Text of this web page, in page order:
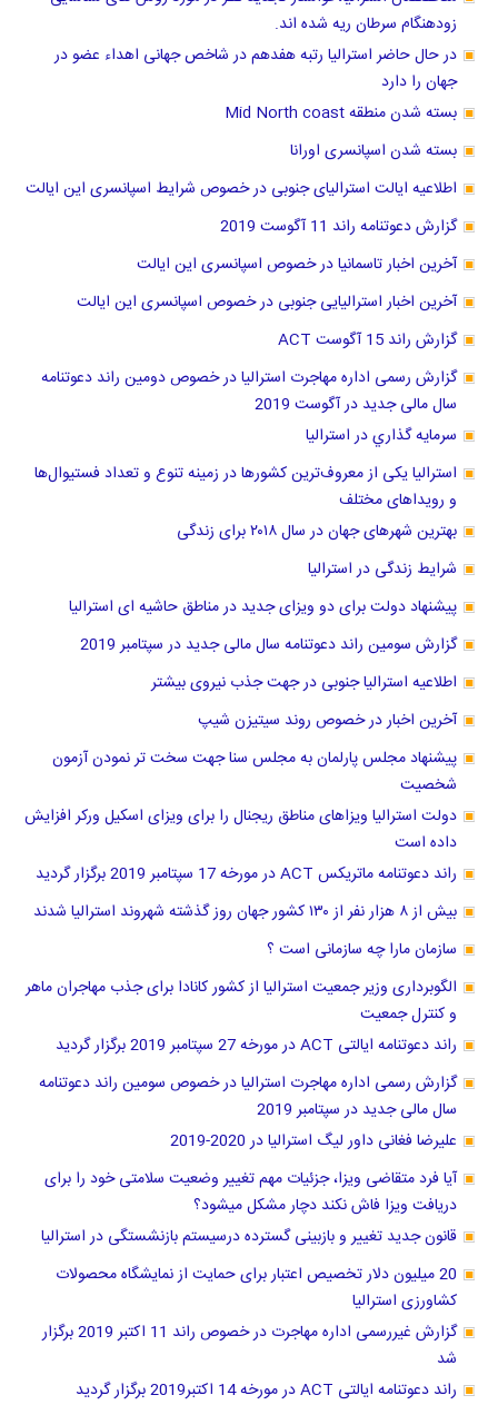
زودهنگام سرطان ریه شده اند.
در حال حاضر استرالیا رتبه هفدهم در شاخص جهانی اهداء عضو در
جهان را دارد
بسته شدن منطقه Mid North coast
بسته شدن اسپانسری اورانا
اطلاعیه ایالت استرالیای جنوبی در خصوص شرایط اسپانسری این ایالت
گزارش دعوتنامه راند 11 آگوست 2019
آخرین اخبار تاسمانیا در خصوص اسپانسری این ایالت
آخرین اخبار استرالیایی جنوبی در خصوص اسپانسری این ایالت
گزارش راند 15 آگوست ACT
گزارش رسمی اداره مهاجرت استرالیا در خصوص دومین راند دعوتنامه
سال مالی جدید در آگوست 2019
سرمايه گذاري در استراليا
استرالیا یکی از معروف‌ترین کشورها در زمینه تنوع و تعداد فستیوال‌ها
و رویداهای مختلف
بهترین شهرهای جهان در سال ۲۰۱۸ برای زندگی
شرایط زندگی در استرالیا
پیشنهاد دولت برای دو ویزای جدید در مناطق حاشیه ای استرالیا
گزارش سومین راند دعوتنامه سال مالی جدید در سپتامبر 2019
اطلاعیه استرالیا جنوبی در جهت جذب نیروی بیشتر
آخرین اخبار در خصوص روند سیتیزن شیپ
پیشنهاد مجلس پارلمان به مجلس سنا جهت سخت تر نمودن آزمون
شخصیت
دولت استرالیا ویزاهای مناطق ریجنال را برای ویزای اسکیل ورکر افزایش
داده است
راند دعوتنامه ماتریکس ACT در مورخه 17 سپتامبر 2019 برگزار گردید
بیش از ۸ هزار نفر از ۱۳۰ کشور جهان روز گذشته شهروند استرالیا شدند
سازمان مارا چه سازمانی است ؟
الگوبرداری وزیر جمعیت استرالیا از کشور کانادا برای جذب مهاجران ماهر
و کنترل جمعیت
راند دعوتنامه ایالتی ACT در مورخه 27 سپتامبر 2019 برگزار گردید
گزارش رسمی اداره مهاجرت استرالیا در خصوص سومین راند دعوتنامه
سال مالی جدید در سپتامبر 2019
علیرضا فغانی داور لیگ استرالیا در 2020-2019
آیا فرد متقاضی ویزا، جزئیات مهم تغییر وضعیت سلامتی خود را برای
دریافت ویزا فاش نکند دچار مشکل میشود؟
قانون جدید تغییر و بازبینی گسترده درسیستم بازنشستگی در استرالیا
20 میلیون دلار تخصیص اعتبار برای حمایت از نمایشگاه محصولات
کشاورزی استرالیا
گزارش غیررسمی اداره مهاجرت در خصوص راند 11 اکتبر 2019 برگزار
شد
راند دعوتنامه ایالتی ACT در مورخه 14 اکتبر2019 برگزار گردید